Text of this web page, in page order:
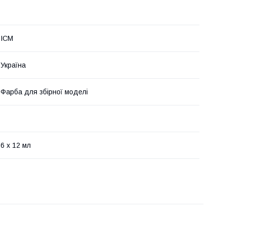
ICM
Україна
Фарба для збірної моделі
6 x 12 мл